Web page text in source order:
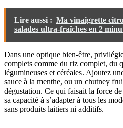
Lire aussi : Ma vinaigrette
salades ultra-fraîches en 2
Dans une optique bien-être,
complets comme du riz complet, du
légumineuses et céréales. Ajoutez
sauce à la menthe, ou un chutney
dégustation. Ce qui faisait la force
sa capacité à s’adapter à tous les
sans produits laitiers ni additifs.